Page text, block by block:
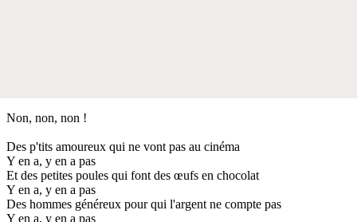
Non, non, non !
Des p'tits amoureux qui ne vont pas au cinéma
Y en a, y en a pas
Et des petites poules qui font des œufs en chocolat
Y en a, y en a pas
Des hommes généreux pour qui l'argent ne compte pas
Y en a, y en a pas